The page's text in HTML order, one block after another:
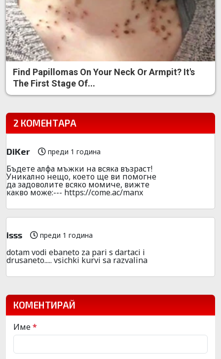
Find Papillomas On Your Neck Or Armpit? It's
The First Stage Of...
2 КОМЕНТАРА
DiKer преди 1 година
Бъдете алфа мъжки на всяка възраст!
Уникално нещо, което ще ви помогне
да задоволите всяко момиче, вижте
какво може:--- https://come.ac/manx
isss преди 1 година
dotam vodi ebaneto za pari s dartaci i
drusaneto..... vsichki kurvi sa razvalina
КОМЕНТИРАЙ
Име*